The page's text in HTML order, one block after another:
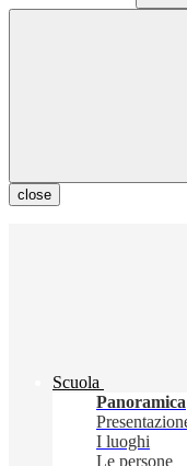
close
Scuola
Panoramica
I luoghi
Le persone